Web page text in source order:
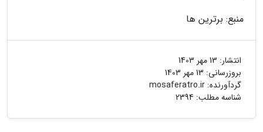
منبع: برترین ها
انتشار: 13 مهر 1403
بروزرسانی: 13 مهر 1403
گردآورنده: mosaferatro.ir
شناسه مطلب: 2394